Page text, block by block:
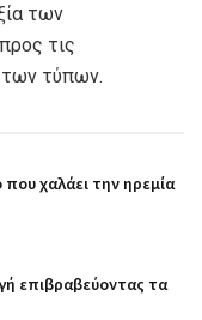
των
τις
των τύπων.
που χαλάει την ηρεμία
επιβραβεύοντας τα